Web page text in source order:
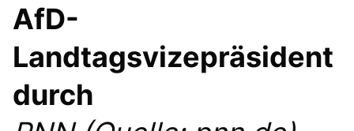
Redebeiträge
AfD-
Landtagsvizepräsident
durch